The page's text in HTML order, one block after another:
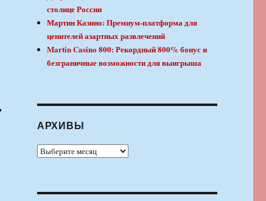
столице России
Мартин Казино: Премиум-платформа для
ценителей азартных развлечений
Martin Casino 800: Рекордный 800% бонус и
безграничные возможности для выигрыша
АРХИВЫ
Архивы